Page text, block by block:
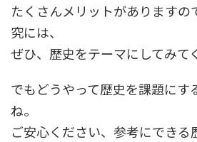
たくさんメリットがありますの
究には、
ぜひ、歴史をテーマにしてみて
でもどうやって歴史を課題にす
ね。
ご安心ください、参考にできる